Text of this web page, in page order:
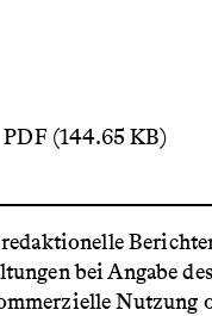
PDF (144.65 KB)
bei Angabe
Nutzung